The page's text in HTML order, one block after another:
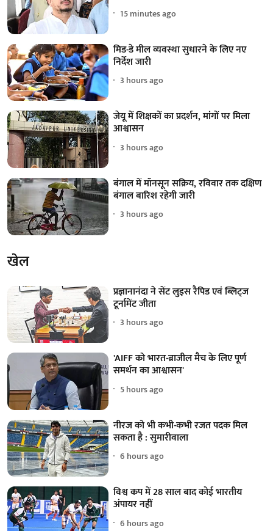
15 minutes ago
मिड-डे मील व्यवस्था सुधारने के लिए नए
निर्देश जारी
3 hours ago
जेयू में शिक्षकों का प्रदर्शन, मांगों पर मिला
आश्वासन
3 hours ago
बंगाल में मॉनसून सक्रिय, रविवार तक दक्षिण
बंगाल बारिश रहेगी जारी
3 hours ago
खेल
प्रज्ञानानंदा ने सेंट लुइस रैपिड एवं ब्लिट्ज
टूर्नामेंट जीता
3 hours ago
'AIFF को भारत-ब्राजील मैच के लिए पूर्ण
समर्थन का आश्वासन'
5 hours ago
नीरज को भी कभी-कभी रजत पदक मिल
सकता है : सुमारीवाला
6 hours ago
विश्व कप में 28 साल बाद कोई भारतीय
अंपायर नहीं
6 hours ago